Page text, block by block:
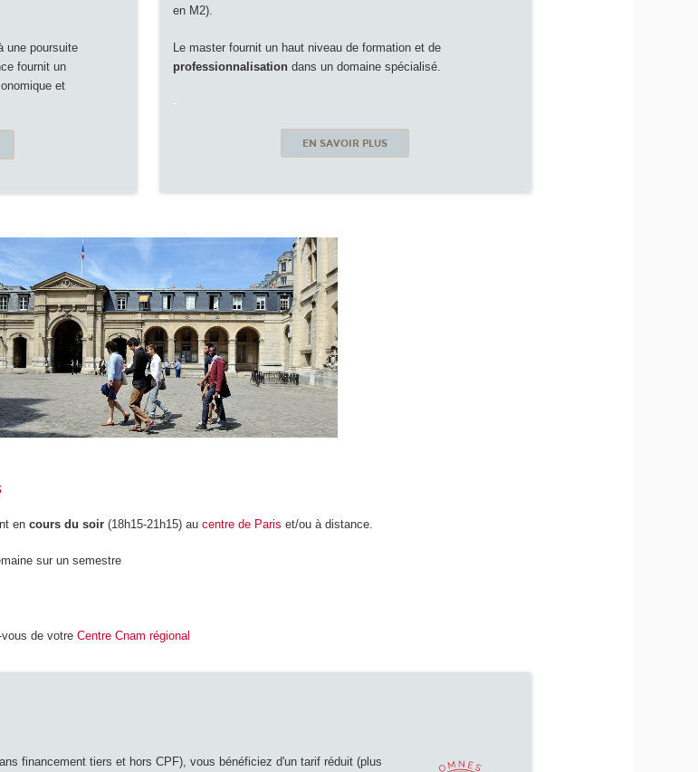
une poursuite
fournit un
et
en M2).
Le master fournit un haut niveau de formation et de
professionnalisationdans un domaine spécialisé.
-
EN SAVOIR PLUS
encours du soir (18h15-21h15) aucentre de Paris et/ou à distance.
sur un semestre
vous de votreCentre Cnam régional
financement tiers et hors CPF), vous bénéficiez d'un tarif réduit (plus